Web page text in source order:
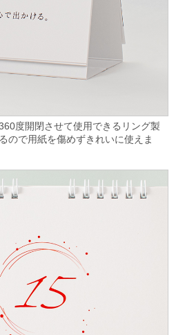
度開閉させて使用できるリング製
ので用紙を傷めずきれいに使えま